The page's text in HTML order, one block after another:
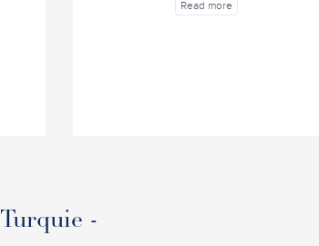
Read more
-